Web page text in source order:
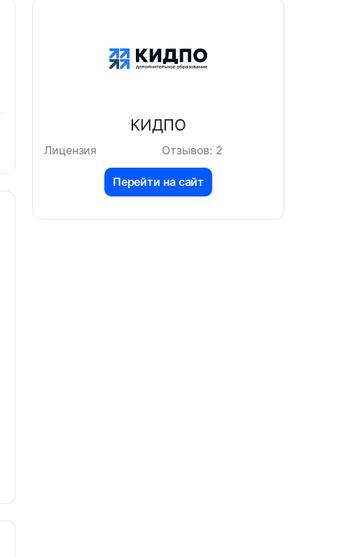
КИДПО
Лицензия Отзывов: 2
Перейти на сайт